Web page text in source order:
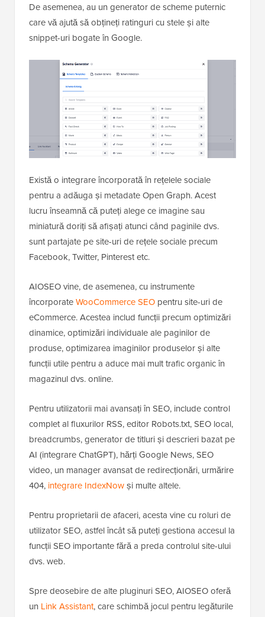
De asemenea, au un generator de scheme puternic
care vă ajută să obțineți ratinguri cu stele și alte
snippet-uri bogate în Google.
Există o integrare încorporată în rețelele sociale
pentru a adăuga și metadate Open Graph. Acest
lucru înseamnă că puteți alege ce imagine sau
miniatură doriți să afișați atunci când paginile dvs.
sunt partajate pe site-uri de rețele sociale precum
Facebook, Twitter, Pinterest etc.
AIOSEO vine, de asemenea, cu instrumente
încorporateWooCommerce SEO pentru site-uri de
eCommerce. Acestea includ funcții precum optimizări
dinamice, optimizări individuale ale paginilor de
produse, optimizarea imaginilor produselor și alte
funcții utile pentru a aduce mai mult trafic organic în
magazinul dvs. online.
Pentru utilizatorii mai avansați în SEO, include control
complet al fluxurilor RSS, editor Robots.txt, SEO local,
breadcrumbs, generator de titluri și descrieri bazat pe
AI (integrare ChatGPT), hărți Google News, SEO
video, un manager avansat de redirecționări, urmărire
404, integrare IndexNowși multe altele.
Pentru proprietarii de afaceri, acesta vine cu roluri de
utilizator SEO, astfel încât să puteți gestiona accesul la
funcții SEO importante fără a preda controlul site-ului
dvs. web.
Spre deosebire de alte pluginuri SEO, AIOSEO oferă
un Link Assistant, care schimbă jocul pentru legăturile